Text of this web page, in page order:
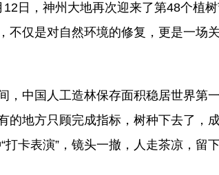
，神州大地再次迎来了第48个植
不仅是对自然环境的修复，更是一场
中国人工造林保存面积稳居世界第
的地方只顾完成指标，树种下去了
卡表演”，镜头一撤，人走茶凉，留